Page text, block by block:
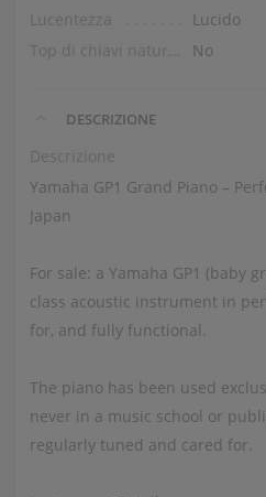
Lucentezza
Lucido
No
DESCRIZIONE
Descrizione
Yamaha GP1 Grand Piano –
Japan
For sale: a Yamaha GP1 (baby
class acoustic instrument in
for, and fully functional.
The piano has been used
never in a music school or
regularly tuned and cared for.